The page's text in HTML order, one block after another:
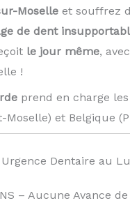
Moselleet souffrez
de dent
le jour même,
!
prend en charge
et Belgique
Dentaire au
– Aucune Avance